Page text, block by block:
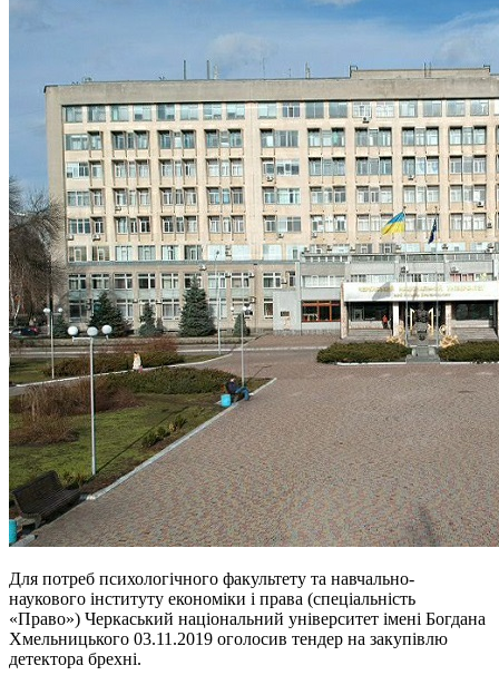
Для потреб психологічного факультету та навчально-
наукового інституту економіки і права (спеціальність
«Право») Черкаський національний університет імені Богдана
Хмельницького 03.11.2019 оголосив тендер на закупівлю
детектора брехні.